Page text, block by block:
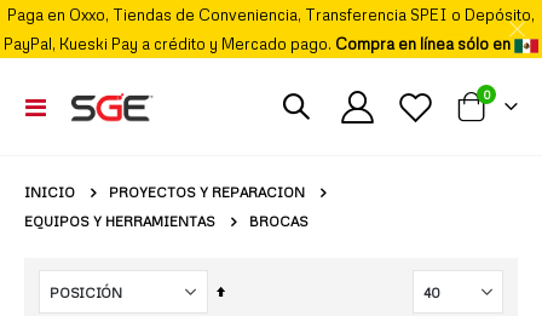
Paga en Oxxo, Tiendas de Conveniencia, Transferencia SPEI o Depósito,
PayPal, Kueski Pay a crédito y Mercado pago. Compra en línea sólo en
Cambiar
Nav
Mi carrito
0
INICIO
PROYECTOS Y REPARACION
EQUIPOS Y HERRAMIENTAS
BROCAS
Fijar